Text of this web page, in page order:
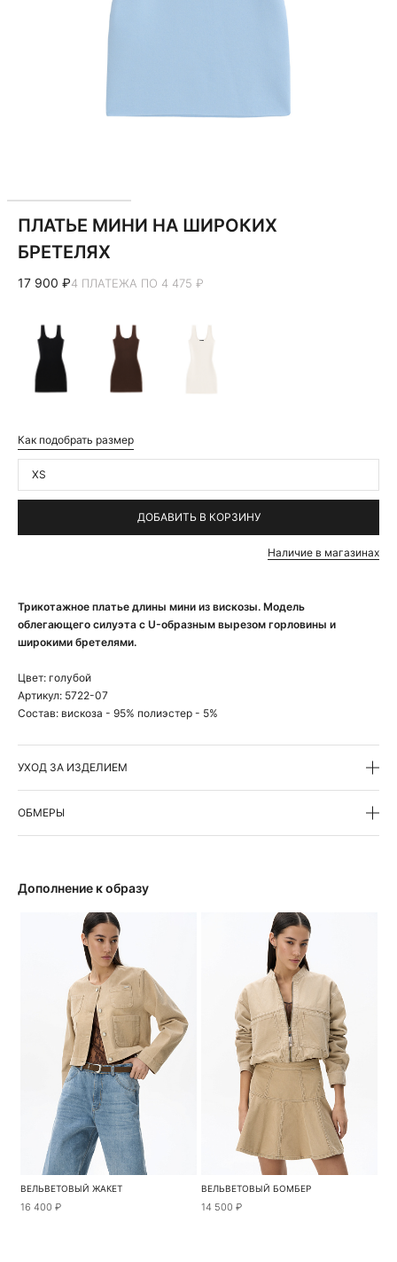
Трикотажное платье длины мини из вискозы. Модель
облегающего силуэта с U-образным вырезом горловины и
широкими бретелями.
Цвет: голубой
Артикул: 5722-07
Состав: вискоза - 95% полиэстер - 5%
УХОД ЗА ИЗДЕЛИЕМ
ОБМЕРЫ
ПЛАТЬЕ МИНИ НА ШИРОКИХ
БРЕТЕЛЯХ
17 900 ₽4 ПЛАТЕЖА ПО 4 475 ₽
Как подобрать размер
XS
ДОБАВИТЬ В КОРЗИНУ
Наличие в магазинах
Дополнение к образу
ВЕЛЬВЕТОВЫЙ ЖАКЕТ
16 400 ₽
ВЕЛЬВЕТОВЫЙ БОМБЕР
14 500 ₽